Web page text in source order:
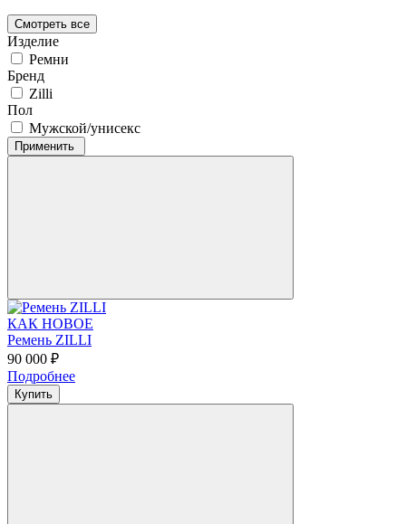
Смотреть все
Изделие
Ремни
Бренд
Zilli
Пол
Мужской/унисекс
Применить
КАК НОВОЕ
Ремень ZILLI
90 000 ₽
Подробнее
Купить